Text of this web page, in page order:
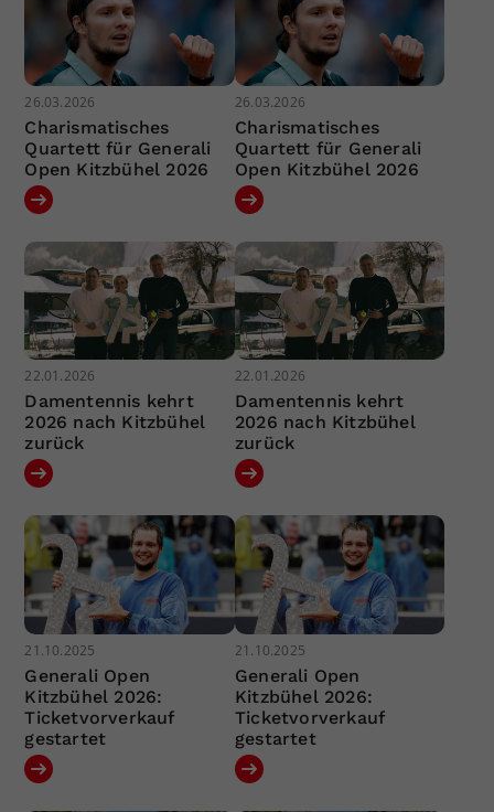
26.03.2026
Charismatisches
Quartett für Generali
Open Kitzbühel 2026
26.03.2026
Charismatisches
Quartett für Generali
Open Kitzbühel 2026
22.01.2026
Damentennis kehrt
2026 nach Kitzbühel
zurück
22.01.2026
Damentennis kehrt
2026 nach Kitzbühel
zurück
21.10.2025
Generali Open
Kitzbühel 2026:
Ticketvorverkauf
gestartet
21.10.2025
Generali Open
Kitzbühel 2026:
Ticketvorverkauf
gestartet